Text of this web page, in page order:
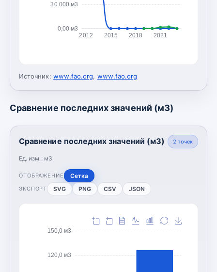
0,00 м3
30 000 м3
2012 2015 2018 2021
Источник: www.fao.org, www.fao.org
Сравнение последних значений (м3)
Сравнение последних значений (м3)
Ед. изм.: м3
2 точек
ОТОБРАЖЕНИЕ Сетка
ЭКСПОРТ SVG PNG CSV JSON
120,0 м3
150,0 м3